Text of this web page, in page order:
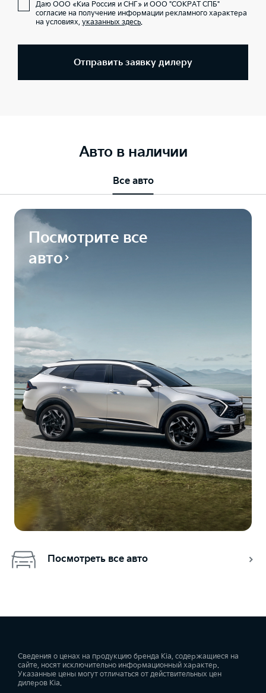
Даю ООО «Киа Россия и СНГ» и ООО "СОКРАТ СПБ"
согласие на получение информации рекламного характера
на условиях, указанных здесь.
Отправить заявку дилеру
Авто в наличии
Все авто
Посмотрите все
авто
Посмотреть все авто
Сведения о ценах на продукцию бренда Kia, содержащиеся на
сайте, носят исключительно информационный характер.
Указанные цены могут отличаться от действительных цен
дилеров Kia.